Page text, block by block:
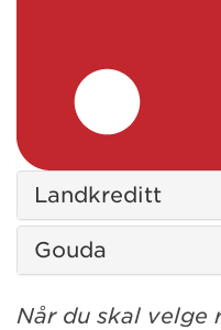
Landkreditt
Gouda
Når du skal velge